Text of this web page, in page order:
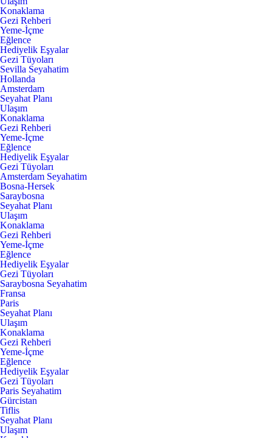
Konaklama
Gezi Rehberi
Yeme-İçme
Eğlence
Hediyelik Eşyalar
Gezi Tüyoları
Sevilla Seyahatim
Hollanda
Amsterdam
Seyahat Planı
Ulaşım
Konaklama
Gezi Rehberi
Yeme-İçme
Eğlence
Hediyelik Eşyalar
Gezi Tüyoları
Amsterdam Seyahatim
Bosna-Hersek
Saraybosna
Seyahat Planı
Ulaşım
Konaklama
Gezi Rehberi
Yeme-İçme
Eğlence
Hediyelik Eşyalar
Gezi Tüyoları
Saraybosna Seyahatim
Fransa
Paris
Seyahat Planı
Ulaşım
Konaklama
Gezi Rehberi
Yeme-İçme
Eğlence
Hediyelik Eşyalar
Gezi Tüyoları
Paris Seyahatim
Gürcistan
Tiflis
Seyahat Planı
Ulaşım